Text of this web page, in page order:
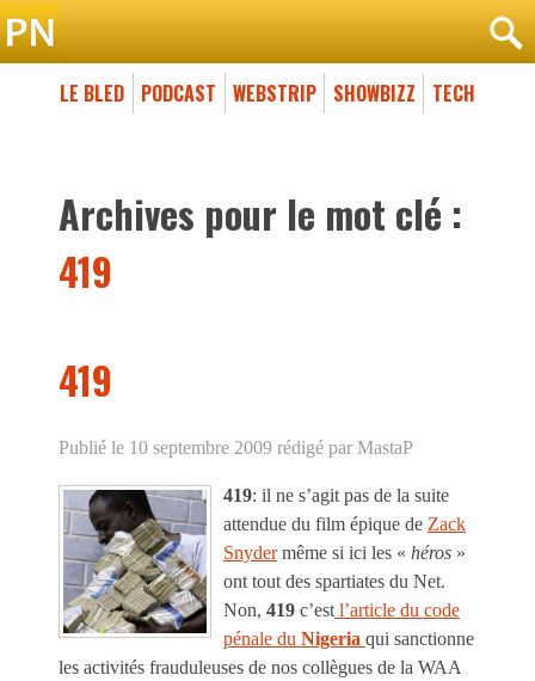
LE BLED PODCAST WEBSTRIP SHOWBIZZ TECH
Archives pour le mot clé :
419
419
Publié le 10 septembre 2009 rédigé par MastaP
419: il ne s’agit pas de la suite
attendue du film épique de Zack
Snydermême si ici les « héros »
ont tout des spartiates du Net.
Non, 419 c’est l’article du code
pénale du Nigeria qui sanctionne
les activités frauduleuses de nos collègues de la WAA